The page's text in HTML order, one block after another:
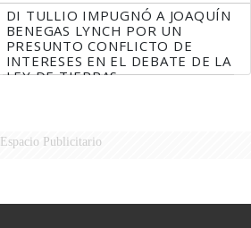
DI TULLIO IMPUGNÓ A JOAQUÍN
BENEGAS LYNCH POR UN
PRESUNTO CONFLICTO DE
INTERESES EN EL DEBATE DE LA
LEY DE TIERRAS
Espacio Publicitario